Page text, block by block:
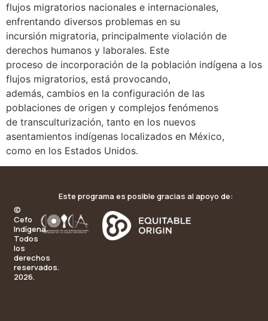
flujos migratorios nacionales e internacionales,
enfrentando diversos problemas en su
incursión migratoria, principalmente violación de
derechos humanos y laborales. Este
proceso de incorporación de la población indígena a los
flujos migratorios, está provocando,
además, cambios en la configuración de las
poblaciones de origen y complejos fenómenos
de transculturización, tanto en los nuevos
asentamientos indígenas localizados en México,
como en los Estados Unidos.
©
Cefo
Indígena.
Todos
los
derechos
reservados.
2026.
Este programa es posible gracias al apoyo de: